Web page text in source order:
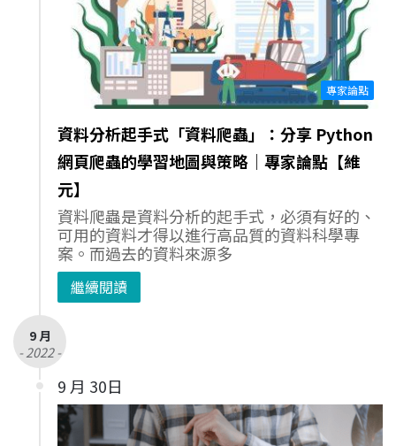
專家論點
資料分析起手式「資料爬蟲」：分享 Python
網頁爬蟲的學習地圖與策略｜專家論點【維
元】
資料爬蟲是資料分析的起手式，必須有好的、
可用的資料才得以進行高品質的資料科學專
案。而過去的資料來源多
繼續閱讀
9 月
- 2022 -
9 月 30日